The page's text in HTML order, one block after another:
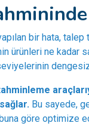
bir hata, talep
ürünleri ne kadar
. Bu sayede,
göre optimize